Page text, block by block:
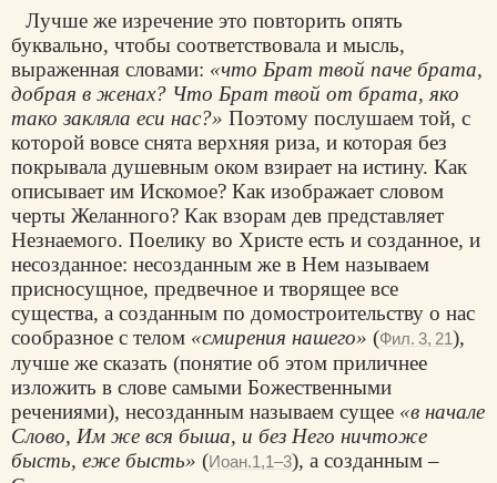
Лучше же изречение это повторить опять
буквально, чтобы соответствовала и мысль,
выраженная словами: «что Брат твой паче брата,
добрая в женах? Что Брат твой от брата, яко
тако закляла еси нас?» Поэтому послушаем той, с
которой вовсе снята верхняя риза, и которая без
покрывала душевным оком взирает на истину. Как
описывает им Искомое? Как изображает словом
черты Желанного? Как взорам дев представляет
Незнаемого. Пoелику во Христе есть и созданное, и
несозданное: несозданным же в Нем называем
присносущное, предвечное и творящее все
существа, а созданным по домостроительству о нас
сообразное с телом «смирения нашего» (Фил. 3, 21),
лучше же сказать (понятие об этом приличнее
изложить в слове самыми Божественными
речениями), несозданным называем сущее «в начале
Слово, Им же вся быша, и без Него ничтоже
бысть, еже бысть» (Иоан.1,1–3), а созданным –